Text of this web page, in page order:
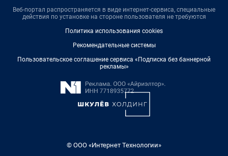
Веб-портал распространяется в виде интернет-сервиса, специальные
действия по установке на стороне пользователя не требуются
Политика использования cookies
Рекомендательные системы
Пользовательское соглашение сервиса «Подписка без баннерной
рекламы»
© ООО «Интернет Технологии»